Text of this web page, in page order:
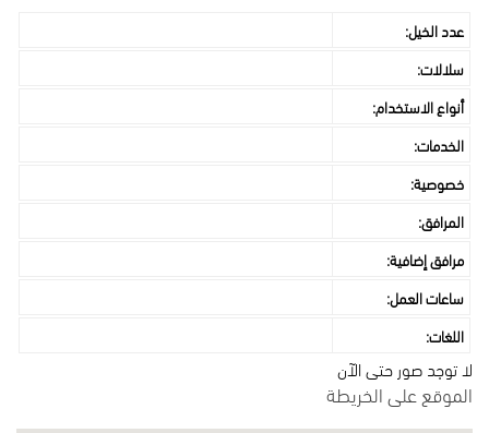
عدد الخيل:
سلالات:
أنواع الاستخدام:
الخدمات:
خصوصية:
المرافق:
مرافق إضافية:
ساعات العمل:
اللغات:
لا توجد صور حتى الآن
الموقع على الخريطة